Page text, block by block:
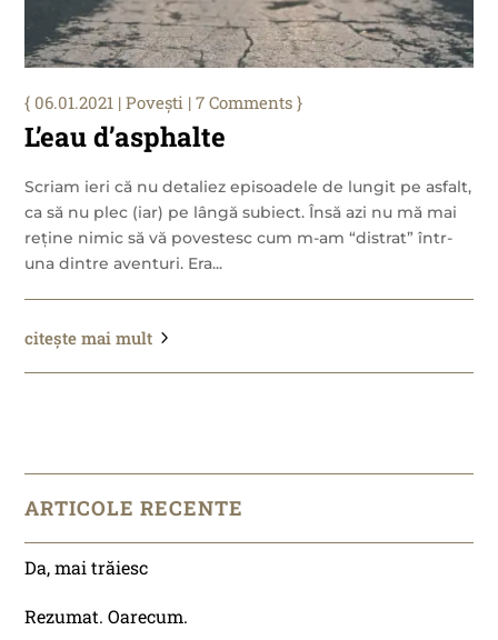
L’eau d’asphalte
06.01.2021 |Povești | 7 Comments
Scriam ieri că nu detaliez episoadele de lungit pe asfalt,
ca să nu plec (iar) pe lângă subiect. Însă azi nu mă mai
reține nimic să vă povestesc cum m-am “distrat” într-
una dintre aventuri. Era...
citește mai mult
ARTICOLE RECENTE
Da, mai trăiesc
Rezumat. Oarecum.